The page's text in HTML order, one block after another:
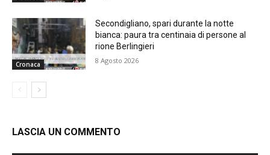
Cronaca
Secondigliano, spari durante la notte
bianca: paura tra centinaia di persone al
rione Berlingieri
8 Agosto 2026
LASCIA UN COMMENTO